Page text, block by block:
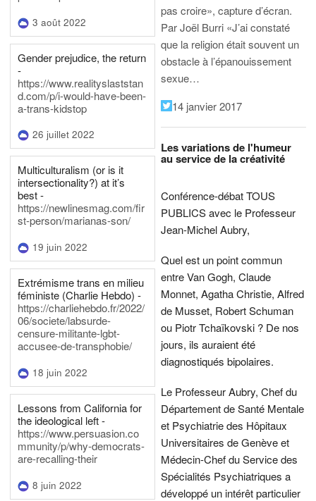
3 août 2022
Gender prejudice, the return
-
https://www.realityslaststan
d.com/p/i-would-have-been-
a-trans-kidstop
26 juillet 2022
Multiculturalism (or is it
intersectionality?) at it’s
best -
https://newlinesmag.com/fir
st-person/marianas-son/
19 juin 2022
Extrémisme trans en milieu
féministe (Charlie Hebdo) -
https://charliehebdo.fr/2022/
06/societe/labsurde-
censure-militante-lgbt-
accusee-de-transphobie/
18 juin 2022
Lessons from California for
the ideological left -
https://www.persuasion.co
mmunity/p/why-democrats-
are-recalling-their
8 juin 2022
pas croire», capture d’écran.
Par Joël Burri «J’ai constaté
que la religion était souvent un
obstacle à l’épanouissement
sexue…
14 janvier 2017
Les variations de l'humeur
au service de la créativité
Conférence-débat TOUS
PUBLICS avec le Professeur
Jean-Michel Aubry,
Quel est un point commun
entre Van Gogh, Claude
Monnet, Agatha Christie, Alfred
de Musset, Robert Schuman
ou Piotr Tchaïkovski ? De nos
jours, ils auraient été
diagnostiqués bipolaires.
Le Professeur Aubry, Chef du
Département de Santé Mentale
et Psychiatrie des Hôpitaux
Universitaires de Genève et
Médecin-Chef du Service des
Spécialités Psychiatriques a
développé un intérêt particulier